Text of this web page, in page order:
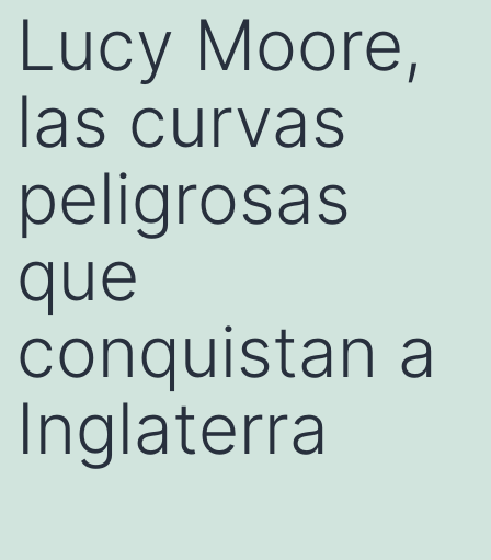
Lucy Moore,
las curvas
peligrosas
que
conquistan a
Inglaterra